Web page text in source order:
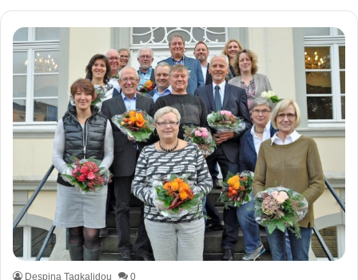
Despina Tagkalidou 0